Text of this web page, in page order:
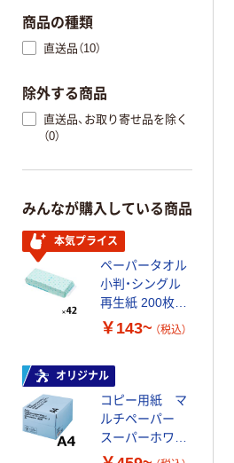
商品の種類
直送品（10）
除外する商品
直送品、お取り寄せ品を除く
（0）
みんなが購入している商品
本気プライス
ペーパータオル
小判・シングル
再生紙 200枚
FSC認証紙 アス
クルオリジナル
￥143~ （税込）
オリジナル
コピー用紙 マ
ルチペーパー
スーパーホワイ
トＪ 国内生産